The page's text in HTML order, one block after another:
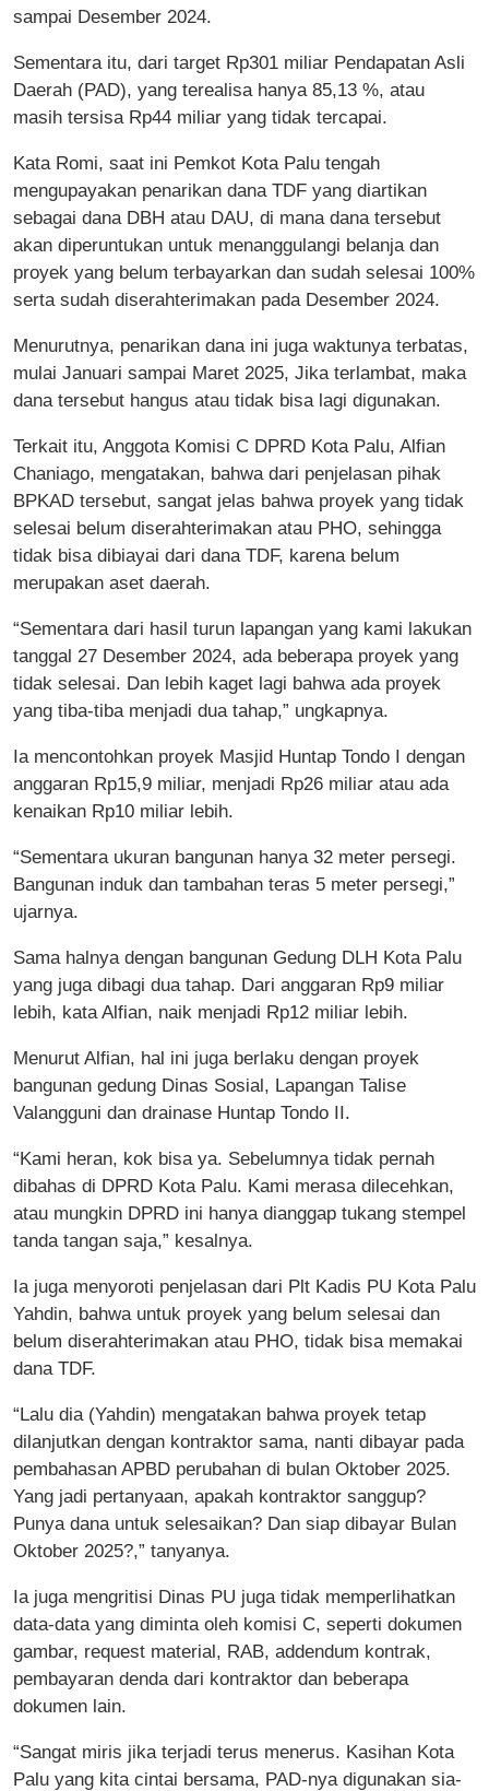
sampai Desember 2024.
Sementara itu, dari target Rp301 miliar Pendapatan Asli
Daerah (PAD), yang terealisa hanya 85,13 %, atau
masih tersisa Rp44 miliar yang tidak tercapai.
Kata Romi, saat ini Pemkot Kota Palu tengah
mengupayakan penarikan dana TDF yang diartikan
sebagai dana DBH atau DAU, di mana dana tersebut
akan diperuntukan untuk menanggulangi belanja dan
proyek yang belum terbayarkan dan sudah selesai 100%
serta sudah diserahterimakan pada Desember 2024.
Menurutnya, penarikan dana ini juga waktunya terbatas,
mulai Januari sampai Maret 2025, Jika terlambat, maka
dana tersebut hangus atau tidak bisa lagi digunakan.
Terkait itu, Anggota Komisi C DPRD Kota Palu, Alfian
Chaniago, mengatakan, bahwa dari penjelasan pihak
BPKAD tersebut, sangat jelas bahwa proyek yang tidak
selesai belum diserahterimakan atau PHO, sehingga
tidak bisa dibiayai dari dana TDF, karena belum
merupakan aset daerah.
“Sementara dari hasil turun lapangan yang kami lakukan
tanggal 27 Desember 2024, ada beberapa proyek yang
tidak selesai. Dan lebih kaget lagi bahwa ada proyek
yang tiba-tiba menjadi dua tahap,” ungkapnya.
Ia mencontohkan proyek Masjid Huntap Tondo I dengan
anggaran Rp15,9 miliar, menjadi Rp26 miliar atau ada
kenaikan Rp10 miliar lebih.
“Sementara ukuran bangunan hanya 32 meter persegi.
Bangunan induk dan tambahan teras 5 meter persegi,”
ujarnya.
Sama halnya dengan bangunan Gedung DLH Kota Palu
yang juga dibagi dua tahap. Dari anggaran Rp9 miliar
lebih, kata Alfian, naik menjadi Rp12 miliar lebih.
Menurut Alfian, hal ini juga berlaku dengan proyek
bangunan gedung Dinas Sosial, Lapangan Talise
Valangguni dan drainase Huntap Tondo II.
“Kami heran, kok bisa ya. Sebelumnya tidak pernah
dibahas di DPRD Kota Palu. Kami merasa dilecehkan,
atau mungkin DPRD ini hanya dianggap tukang stempel
tanda tangan saja,” kesalnya.
Ia juga menyoroti penjelasan dari Plt Kadis PU Kota Palu
Yahdin, bahwa untuk proyek yang belum selesai dan
belum diserahterimakan atau PHO, tidak bisa memakai
dana TDF.
“Lalu dia (Yahdin) mengatakan bahwa proyek tetap
dilanjutkan dengan kontraktor sama, nanti dibayar pada
pembahasan APBD perubahan di bulan Oktober 2025.
Yang jadi pertanyaan, apakah kontraktor sanggup?
Punya dana untuk selesaikan? Dan siap dibayar Bulan
Oktober 2025?,” tanyanya.
Ia juga mengritisi Dinas PU juga tidak memperlihatkan
data-data yang diminta oleh komisi C, seperti dokumen
gambar, request material, RAB, addendum kontrak,
pembayaran denda dari kontraktor dan beberapa
dokumen lain.
“Sangat miris jika terjadi terus menerus. Kasihan Kota
Palu yang kita cintai bersama, PAD-nya digunakan sia-